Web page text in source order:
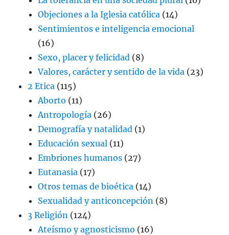
Objeciones a la Iglesia católica (14)
Sentimientos e inteligencia emocional
(16)
Sexo, placer y felicidad (8)
Valores, carácter y sentido de la vida (23)
2 Etica (115)
Aborto (11)
Antropología (26)
Demografía y natalidad (1)
Educación sexual (11)
Embriones humanos (27)
Eutanasia (17)
Otros temas de bioética (14)
Sexualidad y anticoncepción (8)
3 Religión (124)
Ateísmo y agnosticismo (16)